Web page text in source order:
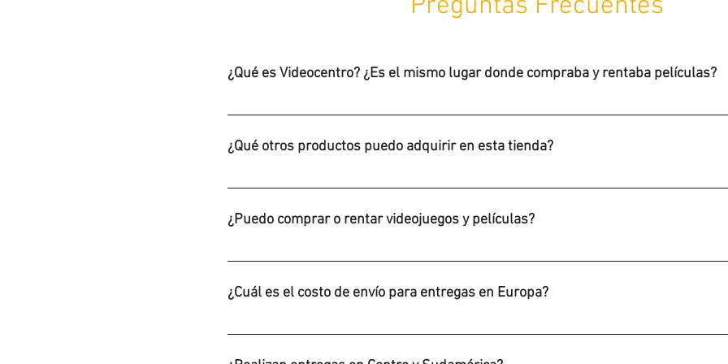
Preguntas Frecuentes
¿Qué es Videocentro? ¿Es el mismo lugar donde compraba y rentaba películas?
El Nuevo Video Centro es una tienda que se concentra en la venta y distribución de
¿Qué otros productos puedo adquirir en esta tienda?
Videojuegos Retro (SNES, NES, Gameboy, N64, etc) Videojuegos de consolas modernas
¿Puedo comprar o rentar videojuegos y películas?
Por el momento solo tenemos una cantidad limitada de productos a la venta (videojuegos
¿Cuál es el costo de envío para entregas en Europa?
En Videocentro.com ofrecemos envío gratis para toda la mayoría de los países en la